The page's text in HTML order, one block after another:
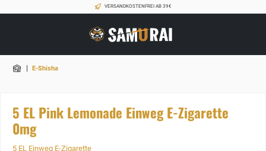
VERSANDKOSTENFREI AB 39€
| E-Shisha
5 EL Pink Lemonade Einweg E-Zigarette
0mg
5 EL Einweg E-Zigarette